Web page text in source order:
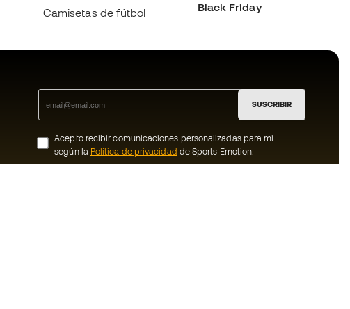
Camisetas de fútbol
Black Friday
SUSCRIBIR
Acepto recibir comunicaciones personalizadas para mi
según la Política de privacidad de Sports Emotion.